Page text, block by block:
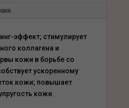
эффект; стимулирует
коллагена и
кожи в борьбе со
ускоренному
кожи; повышает
кожи.